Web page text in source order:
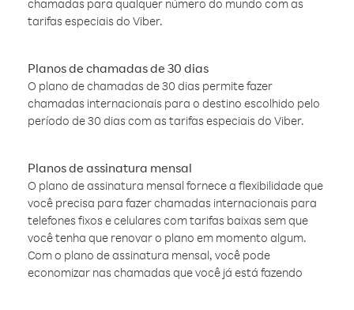
chamadas para qualquer número do mundo com as
tarifas especiais do Viber.
Planos de chamadas de 30 dias
O plano de chamadas de 30 dias permite fazer
chamadas internacionais para o destino escolhido pelo
período de 30 dias com as tarifas especiais do Viber.
Planos de assinatura mensal
O plano de assinatura mensal fornece a flexibilidade que
você precisa para fazer chamadas internacionais para
telefones fixos e celulares com tarifas baixas sem que
você tenha que renovar o plano em momento algum.
Com o plano de assinatura mensal, você pode
economizar nas chamadas que você já está fazendo